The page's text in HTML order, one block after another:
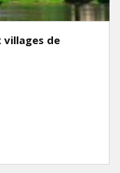
villages de